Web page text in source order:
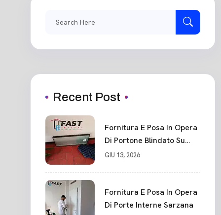
Recent Post
Fornitura E Posa In Opera
Di Portone Blindato Su
Misura In PVC, Panello
Punti La Spezia
GIU 13, 2026
Fornitura E Posa In Opera
Di Porte Interne Sarzana